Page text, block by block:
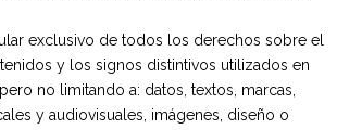
exclusivo de todos los derechos sobre el
y los signos distintivos utilizados en
no limitando a: datos, textos, marcas,
y audiovisuales, imágenes, diseño o